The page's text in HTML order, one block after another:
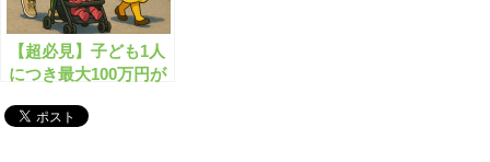
【超必見】子ども1人
につき最大100万円が